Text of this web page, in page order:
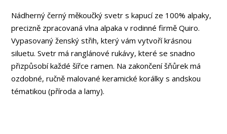
Nádherný černý měkoučký svetr s kapucí ze 100% alpaky,
precizně zpracovaná vlna alpaka v rodinné firmě Quiro.
Vypasovaný ženský střih, který vám vytvoří krásnou
siluetu. Svetr má ranglánové rukávy, které se snadno
přizpůsobí každé šířce ramen. Na zakončení šňůrek má
ozdobné, ručně malované keramické korálky s andskou
tématikou (příroda a lamy).